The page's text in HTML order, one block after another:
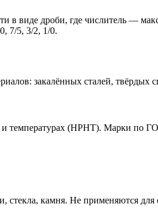
в виде дроби, где числитель —
7/5, 3/2, 1/0.
закалённых сталей, твёрдых
и температурах (HPHT). Марки по
камня. Не применяются для